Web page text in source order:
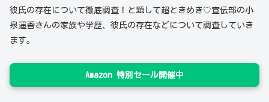
彼氏の存在について徹底調査！と題して超ときめき♡宣伝部の小
泉遥香さんの家族や学歴、彼氏の存在などについて調査していき
ます。
Amazon 特別セール開催中